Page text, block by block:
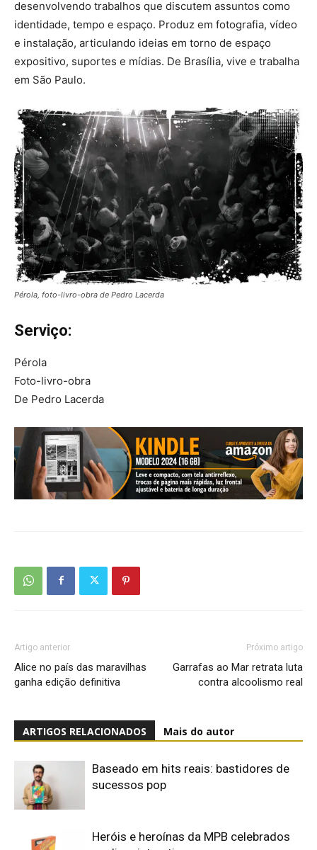
desenvolvendo trabalhos que discutem assuntos como
identidade, tempo e espaço. Produz em fotografia, vídeo
e instalação, articulando ideias em torno de espaço
expositivo, suportes e mídias. De Brasília, vive e trabalha
em São Paulo.
Pérola, foto-livro-obra de Pedro Lacerda
Serviço:
Pérola
Foto-livro-obra
De Pedro Lacerda
Artigo anterior
Alice no país das maravilhas
ganha edição definitiva
Próximo artigo
Garrafas ao Mar retrata luta
contra alcoolismo real
ARTIGOS RELACIONADOS Mais do autor
Baseado em hits reais: bastidores de
sucessos pop
Heróis e heroínas da MPB celebrados